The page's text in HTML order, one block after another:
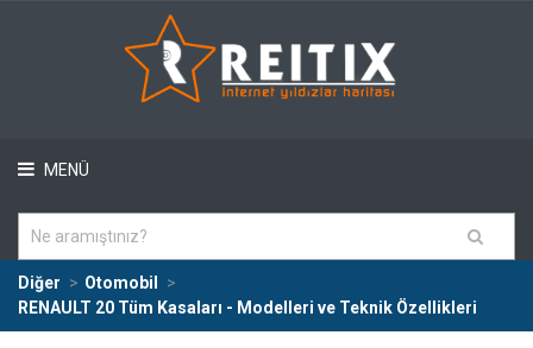
MENÜ
Diğer
Otomobil
RENAULT 20 Tüm Kasaları - Modelleri ve Teknik Özellikleri